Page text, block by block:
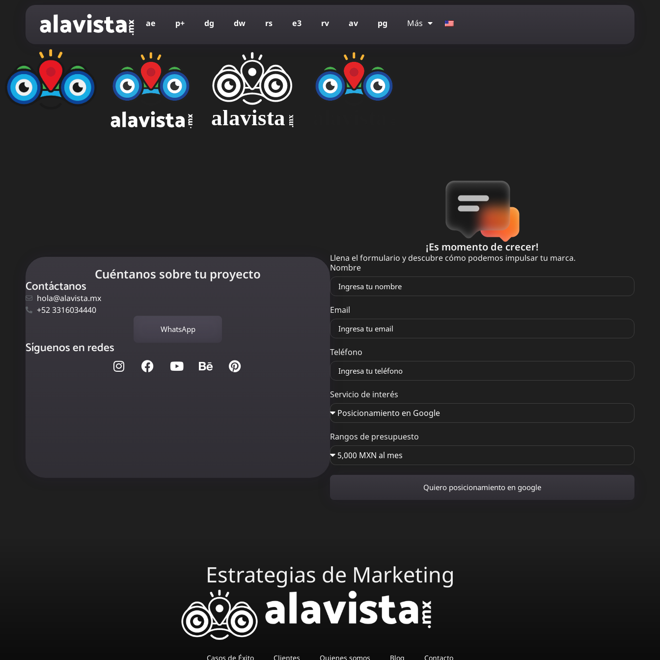
ae p+ dg dw rs e3 rv av pg Más
Cuéntanos sobre tu proyecto
Contáctanos
hola@alavista.mx
+52 3316034440
WhatsApp
Síguenos en redes
¡Es momento de crecer!
Llena el formulario y descubre cómo podemos impulsar tu marca.
Nombre
Email
Teléfono
Servicio de interés
Rangos de presupuesto
Quiero posicionamiento en google
Estrategias de Marketing
Casos de Éxito Clientes Quienes somos Blog Contacto